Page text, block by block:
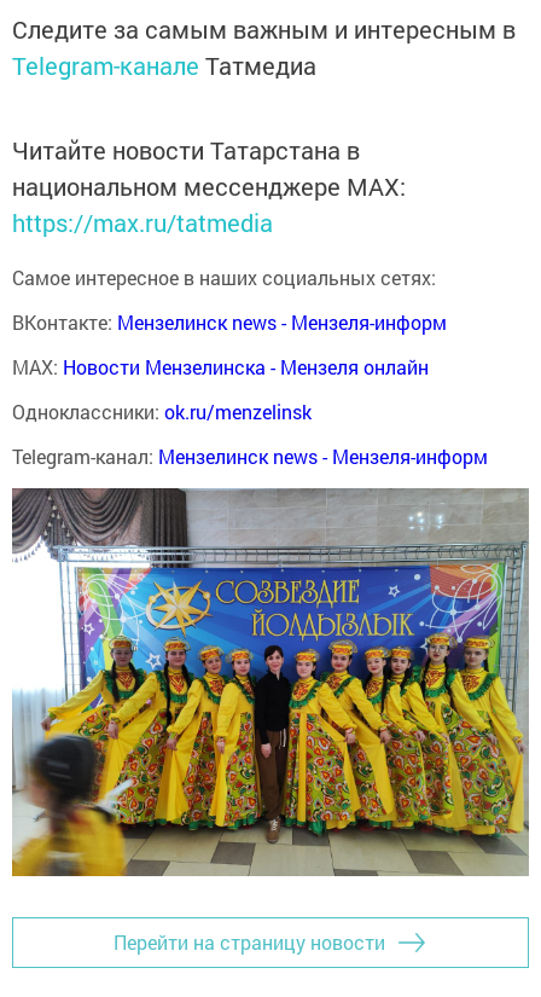
Следите за самым важным и интересным в
Telegram-канале Татмедиа
Читайте новости Татарстана в
национальном мессенджере MАХ:
https://max.ru/tatmedia
Самое интересное в наших социальных сетях:
ВКонтакте: Мензелинск news - Мензеля-информ
MAX: Новости Мензелинска - Мензеля онлайн
Одноклассники: ok.ru/menzelinsk
Telegram-канал: Мензелинск news - Мензеля-информ
Перейти на страницу новости